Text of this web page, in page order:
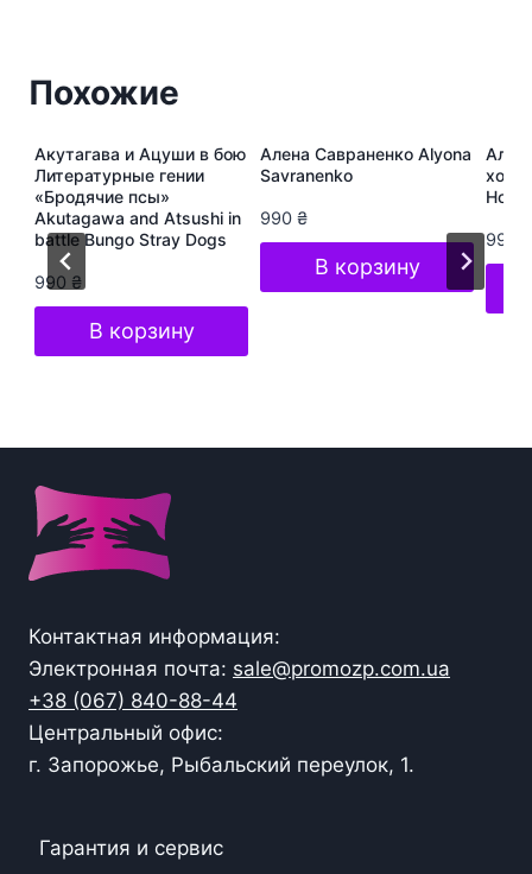
Похожие
Акутагава и Ацуши в бою
Литературные гении
«Бродячие псы»
Akutagawa and Atsushi in
battle Bungo Stray Dogs
990 ₴
В корзину
Алена Савраненко Alyona
Savranenko
990 ₴
В корзину
хоп
Hop
990
Контактная информация:
Электронная почта: sale@promozp.com.ua
+38 (067) 840-88-44
Центральный офис:
г. Запорожье, Рыбальский переулок, 1.
Гарантия и сервис